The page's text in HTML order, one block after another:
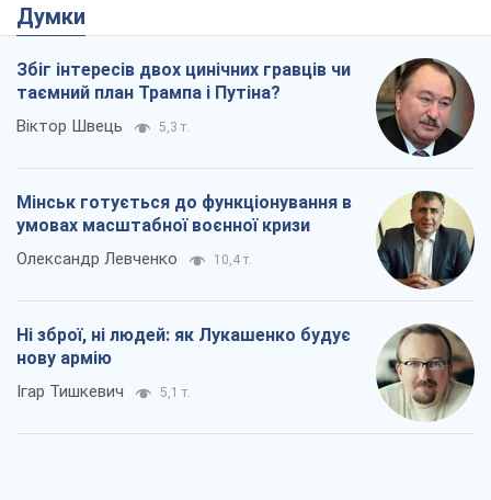
Думки
Збіг інтересів двох цинічних гравців чи
таємний план Трампа і Путіна?
Віктор Швець 5,3 т.
Мінськ готується до функціонування в
умовах масштабної воєнної кризи
Олександр Левченко 10,4 т.
Ні зброї, ні людей: як Лукашенко будує
нову армію
Ігар Тишкевич 5,1 т.